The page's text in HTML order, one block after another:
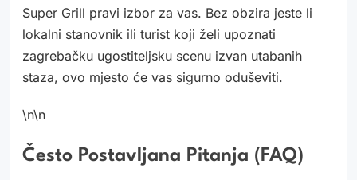
Super Grill pravi izbor za vas. Bez obzira jeste li
lokalni stanovnik ili turist koji želi upoznati
zagrebačku ugostiteljsku scenu izvan utabanih
staza, ovo mjesto će vas sigurno oduševiti.
\n\n
Često Postavljana Pitanja (FAQ)